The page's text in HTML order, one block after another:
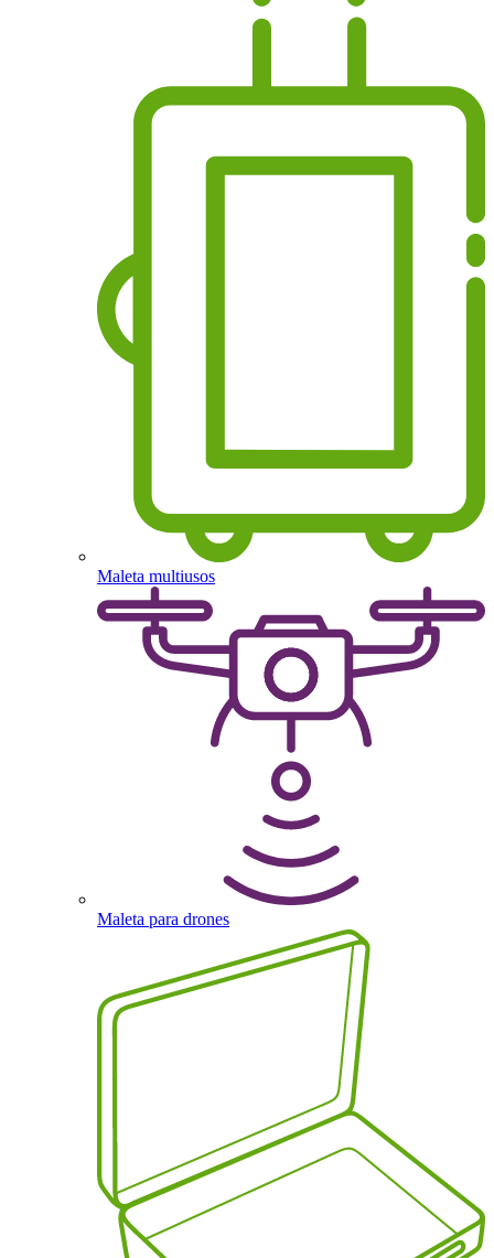
Maleta multiusos
Maleta para drones